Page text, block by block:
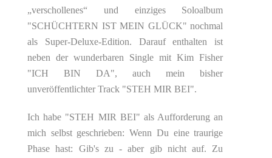
„verschollenes“ und einziges Soloalbum
"SCHÜCHTERN IST MEIN GLÜCK" nochmal
als Super-Deluxe-Edition. Darauf enthalten ist
neben der wunderbaren Single mit Kim Fisher
"ICH BIN DA", auch mein bisher
unveröffentlichter Track "STEH MIR BEI".
Ich habe "STEH MIR BEI" als Aufforderung an
mich selbst geschrieben: Wenn Du eine traurige
Phase hast: Gib's zu - aber gib nicht auf. Zu